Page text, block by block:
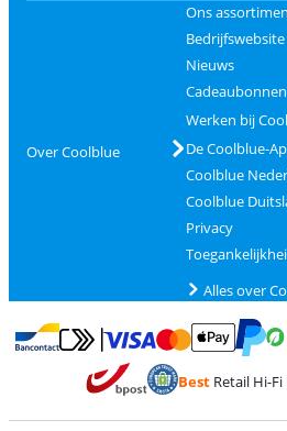
Over Coolblue
Ons
Bedrijfswebsite
Nieuws
Cadeaubonnen
Werken bij
De Coolblue-
Coolblue
Coolblue
Privacy
Alles over
Betalen met Bancontact
Betalen met MasterCard en Visa via
BestRetail Hi-Fi